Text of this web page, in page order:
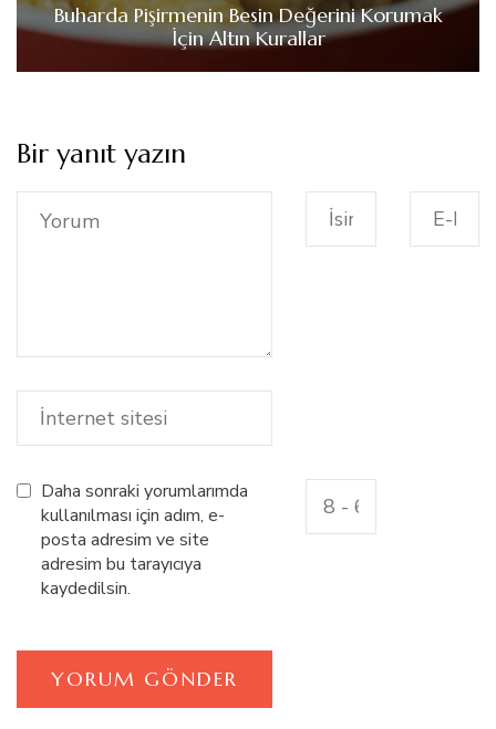
Buharda Pişirmenin Besin Değerini Korumak
İçin Altın Kurallar
Bir yanıt yazın
Daha sonraki yorumlarımda
kullanılması için adım, e-
posta adresim ve site
adresim bu tarayıcıya
kaydedilsin.